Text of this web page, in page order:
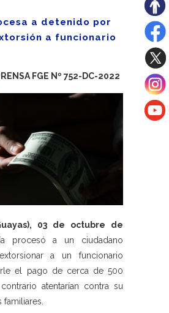
a detenido por
a funcionario
FGE Nº 752-DC-2022
03 de octubre de
procesó a un ciudadano
a un funcionario
el pago de cerca de 500
atentarían contra su
familiares.